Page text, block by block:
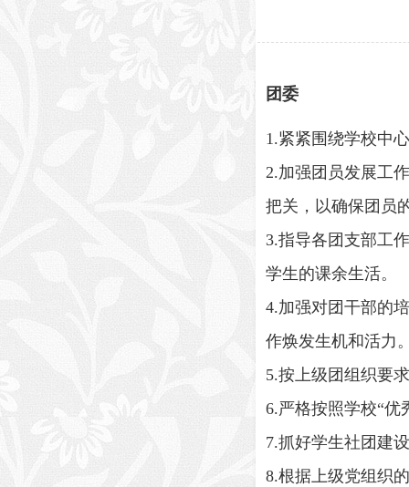
团委
1.紧紧围绕学校中
2.加强团员发展工
把关，以确保团员
3.指导各团支部工
学生的课余生活。
4.加强对团干部的
作焕发生机和活力
5.按上级团组织要
6.严格按照学校“优
7.抓好学生社团建
8.根据上级党组织